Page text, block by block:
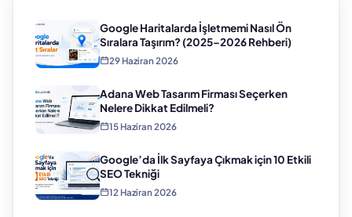
Google Haritalarda İşletmemi Nasıl Ön
Sıralara Taşırım? (2025–2026 Rehberi)
29 Haziran 2026
Adana Web Tasarım Firması Seçerken
Nelere Dikkat Edilmeli?
15 Haziran 2026
Google’da İlk Sayfaya Çıkmak için 10 Etkili
SEO Tekniği
12 Haziran 2026